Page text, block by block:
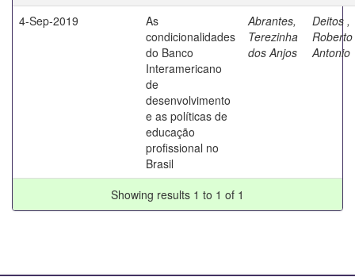
4-Sep-2019
As
condicionalidades
do Banco
Interamericano
de
desenvolvimento
e as políticas de
educação
profissional no
Brasil
Abrantes,
Terezinha
dos Anjos
Deitos ,
Roberto
Antonio
Showing results 1 to 1 of 1